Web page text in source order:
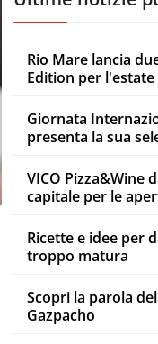
Rio Mare lancia
Edition per l'estate
Giornata
presenta la sua
VICO Pizza&Wine
capitale per le
Ricette e idee per
troppo matura
Scopri la parola
Gazpacho